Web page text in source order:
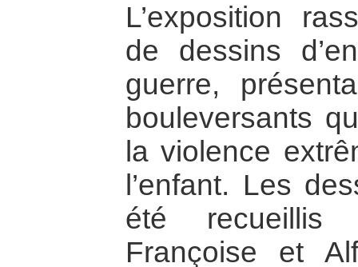
L’exposition
de dessins
guerre,
bouleversants
la violence
l’enfant. Les
été recueillis
Françoise et